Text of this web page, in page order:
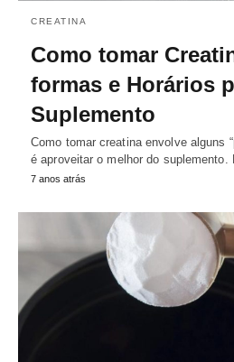
CREATINA
Como tomar
formas e Horários
Suplemento
Como tomar creatina envolve alguns
é aproveitar o melhor do suplemento.
7 anos atrás